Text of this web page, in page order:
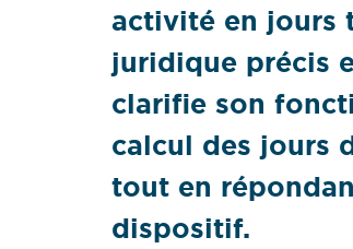
activité en jours
juridique précis
clarifie son
calcul des jours
tout en
dispositif.